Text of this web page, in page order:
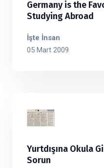
Germany is the
Studying Abroad
İşte İnsan
05 Mart 2009
Yurtdışına Okula
Sorun